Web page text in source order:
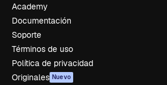
Academy
Documentación
Soporte
Términos de uso
Política de privacidad
Originales Nuevo